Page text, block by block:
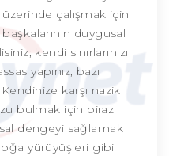
çalışmak için
duygusal
kendi sınırlarınızı
yapınız, bazı
karşı nazik
bulmak için biraz
dengeyi sağlamak
yürüyüşleri gibi